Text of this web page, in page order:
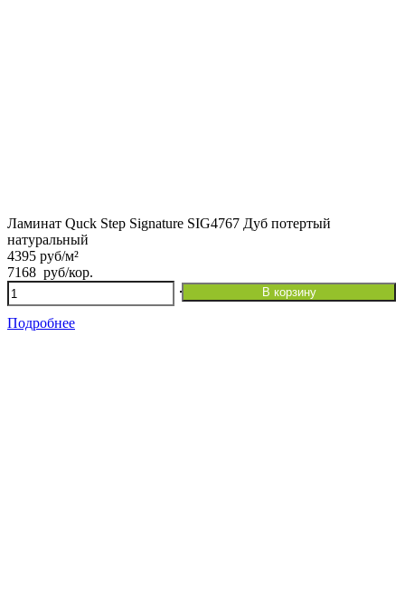
Ламинат Quck Step Signature SIG4767 Дуб потертый
натуральный
4395 руб/м²
7168 руб/кор.
Количество
товара
Ламинат
В корзину
Подробнее